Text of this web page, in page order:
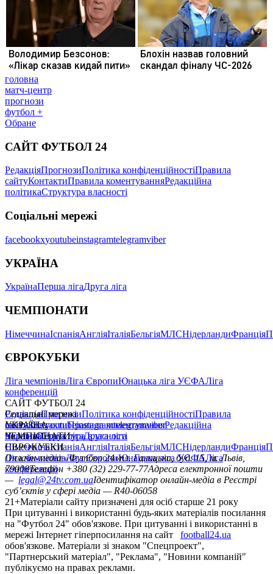
головна
матч-центр
прогнози
футбол +
Обране
САЙТ ФУТБОЛ 24
РедакціяПрогнозиПолітика конфіденційностіПравила
сайтуКонтактиПравила коментуванняРедакційна
політикаСтруктура власності
Соціальні мережі
facebookxyoutubeinstagramtelegramviber
УКРАЇНА
УкраїнаПерша лігаДруга ліга
ЧЕМПІОНАТИ
НімеччинаІспаніяАнгліяІталіяБельгіяМЛСНідерландиФранція
ЄВРОКУБКИ
Ліга чемпіонівЛіга ЄвропиЮнацька ліга УЄФАЛіга
конференцій
САЙТ ФУТБОЛ 24
РедакціяПрогнозиПолітика конфіденційностіПравила
сайтуКонтактиПравила коментуванняРедакційна
політикаСтруктура власності
Соціальні мережі
facebookxyoutubeinstagramtelegramviber
УКРАЇНА
УкраїнаПерша лігаДруга ліга
ЧЕМПІОНАТИ
НімеччинаІспаніяАнгліяІталіяБельгіяМЛСНідерландиФранція
ЄВРОКУБКИ
Ліга чемпіонівЛіга ЄвропиЮнацька ліга УЄФАЛіга
конференцій
Онлайн-медіа «Футбол 24»пл. Галицька, буд. 15, м. Львів,
79008Телефон +380 (32) 229-77-77Адреса електронної пошти
— legal@24tv.com.uaІдентифікатор онлайн-медіа в Реєстрі
суб’єктів у сфері медіа — R40-06058
21+Матеріали сайту призначені для осіб старше 21 року
При цитуванні і використанні будь-яких матеріалів посилання
на "Футбол 24" обов'язкове. При цитуванні і використанні в
мережі Інтернет гіперпосилання на сайт
football24.ua
обов'язкове. Матеріали зі знаком "Спецпроект",
"Партнерський матеріал", "Реклама", "Новини компаній"
публікуємо на правах реклами.